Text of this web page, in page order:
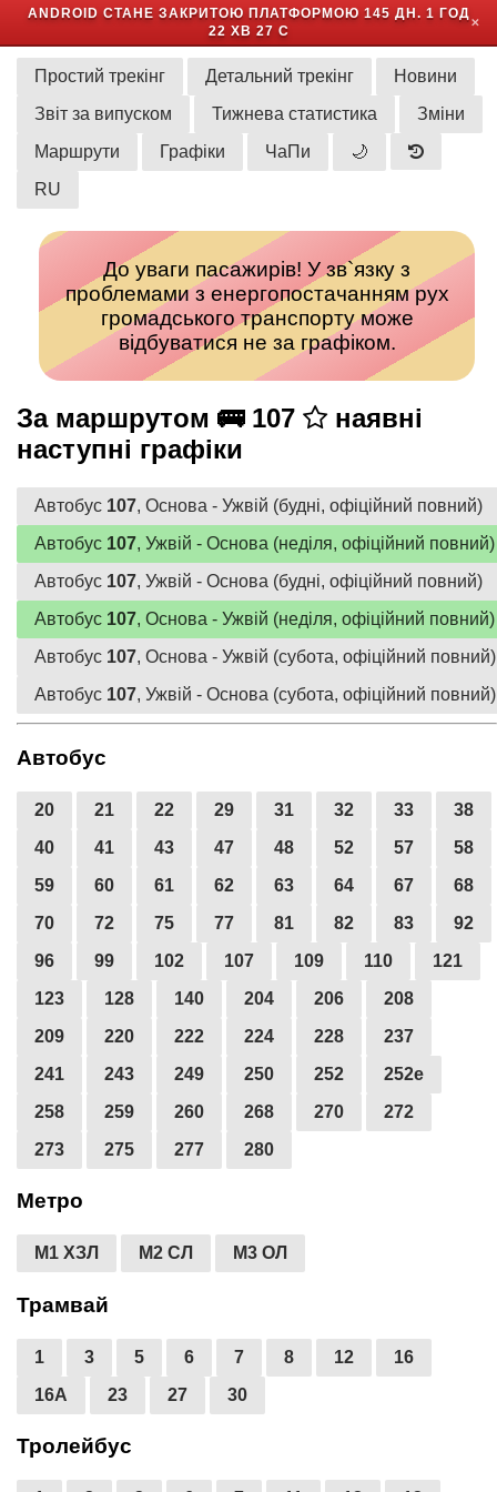
ANDROID СТАНЕ ЗАКРИТОЮ ПЛАТФОРМОЮ 145 ДН. 1 ГОД
22 ХВ 27 С
✕
Простий трекінг Детальний трекінг
Новини
Звіт за випуском
Тижнева статистика
Зміни
Маршрути
Графіки ЧаПи
🌙
RU
До уваги пасажирів! У зв`язку з
проблемами з енергопостачанням рух
громадського транспорту може
відбуватися не за графіком.
За маршрутом 🚌 107
наявні
наступні графіки
Автобус 107, Основа - Ужвій (будні, офіційний повний)
Автобус 107, Ужвій - Основа (неділя, офіційний повний)
Автобус 107, Ужвій - Основа (будні, офіційний повний)
Автобус 107, Основа - Ужвій (неділя, офіційний повний)
Автобус 107, Основа - Ужвій (субота, офіційний повний)
Автобус 107, Ужвій - Основа (субота, офіційний повний)
Автобус
20 21 22 29 31 32 33
38
40
41 43 47 48 52 57
58
59
60 61 62 63 64 67
68
70
72 75 77 81 82 83
92
96
99 102 107 109 110
121
123
128 140 204 206
208
209
220 222 224 228
237
241
243 249 250 252
252е
258
259 260 268 270
272
273
275 277 280
Метро
М1 ХЗЛ М2 СЛ М3 ОЛ
Трамвай
1 3 5 6 7 8 12
16
16А
23 27 30
Тролейбус